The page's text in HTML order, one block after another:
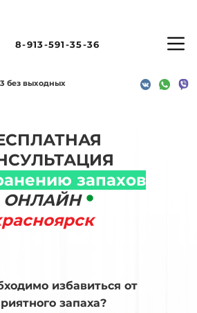
8-913-591-35-36
без выходных
запахов
ОНЛАЙН
избавиться от
запаха?